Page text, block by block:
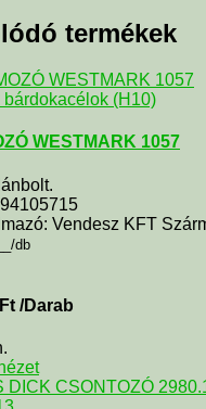
termékek
bárdokacélok (H10)
WESTMARK 1057
Vendesz KFT
db
Ft /Darab